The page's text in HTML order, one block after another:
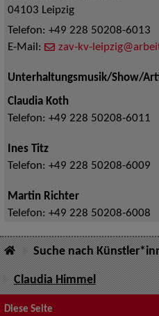
04103 Leipzig
Telefon: +49 228 50208-6013
E-Mail:
zav-kv-
Unterhaltungsmusik/Show/
Claudia Koth
Telefon: +49 228 50208-6011
Ines Titz
Telefon: +49 228 50208-6009
Martin Richter
Telefon: +49 228 50208-6008
Suche nach
Claudia Himmel
Diese Seite